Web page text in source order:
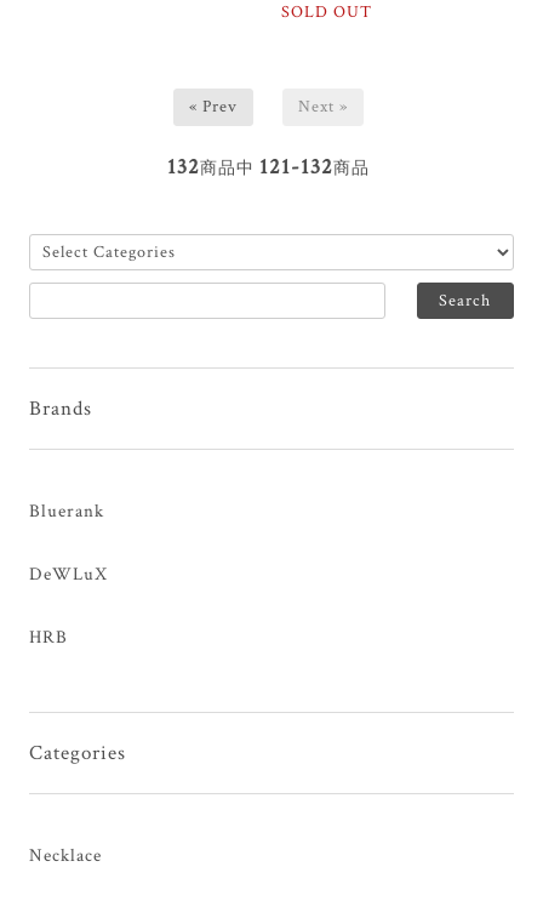
SOLD OUT
« Prev Next »
132商品中 121-132商品
Brands
Bluerank
DeWLuX
HRB
Categories
Necklace